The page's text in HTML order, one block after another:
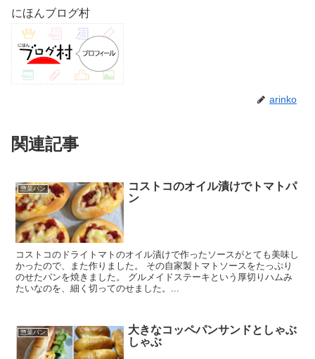
にほんブログ村
arinko
関連記事
惣菜パン
コストコのオイル漬けでトマトパ
ン
コストコのドライトマトのオイル漬けで作ったソースがとても美味し
かったので、また作りました。 その自家製トマトソースをたっぷり
のせたパンを焼きました。 グルメイドステーキという厚切りハムみ
たいなのを、細く切ってのせました。...
惣菜パン
大きなコッペパンサンドとしゃぶ
しゃぶ